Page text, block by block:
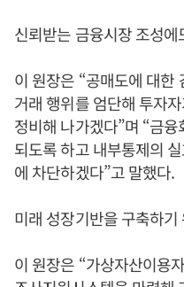
신뢰받는 금융시장 조성
이 원장은 “공매도에 대한
거래 행위를 엄단해 투자
정비해 나가겠다”며 “금
되도록 하고 내부통제의
에 차단하겠다”고 말했다.
미래 성장기반을 구축하
이 원장은 “가상자산이용